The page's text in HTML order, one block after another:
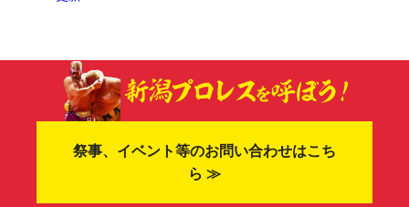
祭事、イベント等のお問い合わせはこち
ら ≫